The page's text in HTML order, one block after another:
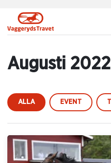
Augusti 2022
ALLA EVENT